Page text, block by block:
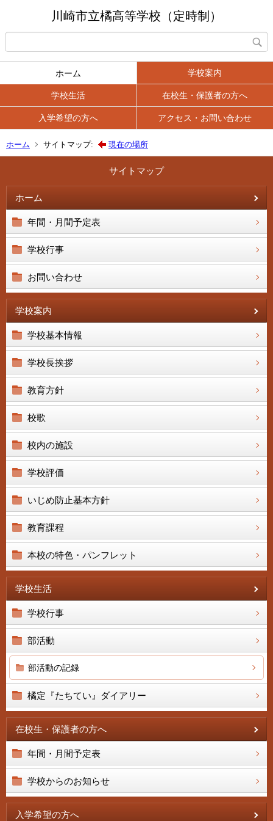
川崎市立橘高等学校（定時制）
ホーム 学校案内
学校生活 在校生・保護者の方へ
入学希望の方へ アクセス・お問い合わせ
ホーム サイトマップ: 現在の場所
サイトマップ
ホーム
年間・月間予定表
学校行事
お問い合わせ
学校案内
学校基本情報
学校長挨拶
教育方針
校歌
校内の施設
学校評価
いじめ防止基本方針
教育課程
本校の特色・パンフレット
学校生活
学校行事
部活動
部活動の記録
橘定『たちてい』ダイアリー
在校生・保護者の方へ
年間・月間予定表
学校からのお知らせ
入学希望の方へ